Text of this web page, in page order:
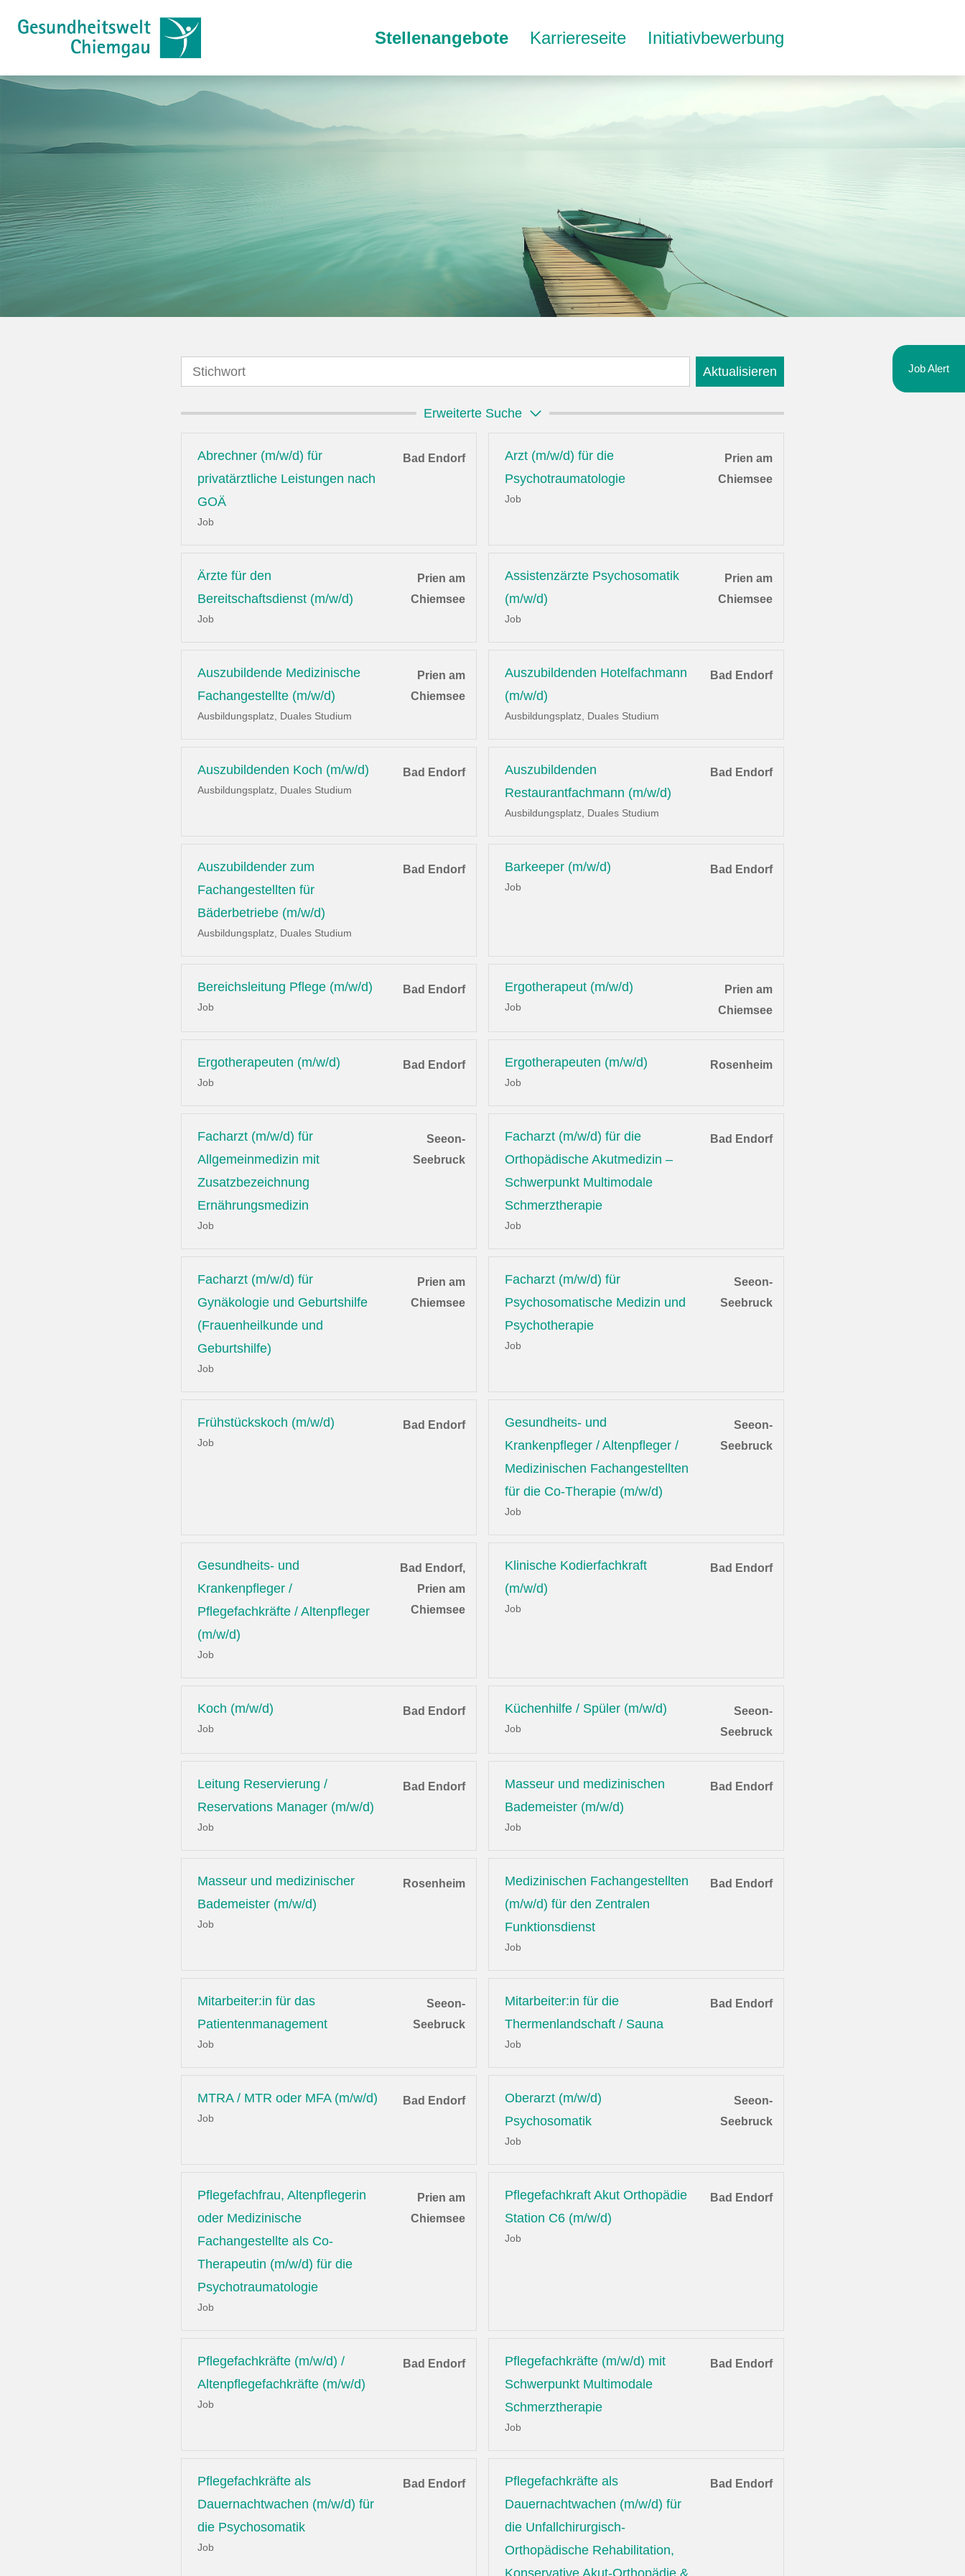
Stellenangebote Karriereseite Initiativbewerbung
Aktualisieren
Erweiterte Suche
Abrechner (m/w/d) für
privatärztliche Leistungen nach
GOÄ
Job
Bad Endorf
Arzt (m/w/d) für die
Psychotraumatologie
Job
Prien am
Chiemsee
Ärzte für den
Bereitschaftsdienst (m/w/d)
Job
Prien am
Chiemsee
Assistenzärzte Psychosomatik
(m/w/d)
Job
Prien am
Chiemsee
Auszubildende Medizinische
Fachangestellte (m/w/d)
Ausbildungsplatz, Duales Studium
Prien am
Chiemsee
Auszubildenden Hotelfachmann
(m/w/d)
Ausbildungsplatz, Duales Studium
Bad Endorf
Auszubildenden Koch (m/w/d)
Ausbildungsplatz, Duales Studium
Bad Endorf
Auszubildenden
Restaurantfachmann (m/w/d)
Ausbildungsplatz, Duales Studium
Bad Endorf
Auszubildender zum
Fachangestellten für
Bäderbetriebe (m/w/d)
Ausbildungsplatz, Duales Studium
Bad Endorf Barkeeper (m/w/d)
Job
Bad Endorf
Bereichsleitung Pflege (m/w/d)
Job
Bad Endorf Ergotherapeut (m/w/d)
Job
Prien am
Chiemsee
Ergotherapeuten (m/w/d)
Job
Bad Endorf Ergotherapeuten (m/w/d)
Job
Rosenheim
Facharzt (m/w/d) für
Allgemeinmedizin mit
Zusatzbezeichnung
Ernährungsmedizin
Job
Seeon-
Seebruck
Facharzt (m/w/d) für die
Orthopädische Akutmedizin –
Schwerpunkt Multimodale
Schmerztherapie
Job
Bad Endorf
Facharzt (m/w/d) für
Gynäkologie und Geburtshilfe
(Frauenheilkunde und
Geburtshilfe)
Job
Prien am
Chiemsee
Facharzt (m/w/d) für
Psychosomatische Medizin und
Psychotherapie
Job
Seeon-
Seebruck
Frühstückskoch (m/w/d)
Job
Bad Endorf
Gesundheits- und
Krankenpfleger / Altenpfleger /
Medizinischen Fachangestellten
für die Co-Therapie (m/w/d)
Job
Seeon-
Seebruck
Gesundheits- und
Krankenpfleger /
Pflegefachkräfte / Altenpfleger
(m/w/d)
Job
Bad Endorf,
Prien am
Chiemsee
Klinische Kodierfachkraft
(m/w/d)
Job
Bad Endorf
Koch (m/w/d)
Job
Bad Endorf Küchenhilfe / Spüler (m/w/d)
Job
Seeon-
Seebruck
Leitung Reservierung /
Reservations Manager (m/w/d)
Job
Bad Endorf
Masseur und medizinischen
Bademeister (m/w/d)
Job
Bad Endorf
Masseur und medizinischer
Bademeister (m/w/d)
Job
Rosenheim
Medizinischen Fachangestellten
(m/w/d) für den Zentralen
Funktionsdienst
Job
Bad Endorf
Mitarbeiter:in für das
Patientenmanagement
Job
Seeon-
Seebruck
Mitarbeiter:in für die
Thermenlandschaft / Sauna
Job
Bad Endorf
MTRA / MTR oder MFA (m/w/d)
Job
Bad Endorf
Oberarzt (m/w/d)
Psychosomatik
Job
Seeon-
Seebruck
Pflegefachfrau, Altenpflegerin
oder Medizinische
Fachangestellte als Co-
Therapeutin (m/w/d) für die
Psychotraumatologie
Job
Prien am
Chiemsee
Pflegefachkraft Akut Orthopädie
Station C6 (m/w/d)
Job
Bad Endorf
Pflegefachkräfte (m/w/d) /
Altenpflegefachkräfte (m/w/d)
Job
Bad Endorf
Pflegefachkräfte (m/w/d) mit
Schwerpunkt Multimodale
Schmerztherapie
Job
Bad Endorf
Pflegefachkräfte als
Dauernachtwachen (m/w/d) für
die Psychosomatik
Job
Bad Endorf
Pflegefachkräfte als
Dauernachtwachen (m/w/d) für
die Unfallchirurgisch-
Orthopädische Rehabilitation,
Bad Endorf
Job Alert